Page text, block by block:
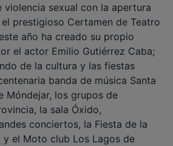
violencia sexual con la apertura
prestigioso Certamen de Teatro
año ha creado su propio
el actor Emilio Gutiérrez Caba;
de la cultura y las fiestas
banda de música Santa
Móndejar, los grupos de
la sala Óxido,
conciertos, la Fiesta de la
y el Moto club Los Lagos de